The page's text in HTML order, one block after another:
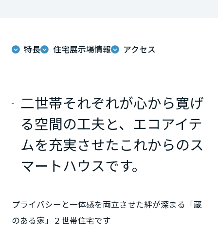
住まいの売却
多彩な動画やこだわりが詰まった建築実例、注目の最新情報など、住
まいづくりを楽しく学べるデジタルラウンジです。
ームの具体策とアイデアを豊富にご用意しています。
すべてのフィールドに新しい価値をデザインし、持続可能な未来志向
ミサワホームオーナーさま・リフォーム工事ご契約者さまとミサワホ
障がい者採用
ウエルネス事業
海外事業
特長 住宅展示場情報 アクセス
二世帯それぞれが心から寛げ
る空間の工夫と、エコアイテ
ムを充実させたこれからのス
マートハウスです。
プライバシーと一体感を両立させた絆が深まる「蔵
のある家」２世帯住宅です
群馬県
埼玉県
東京都